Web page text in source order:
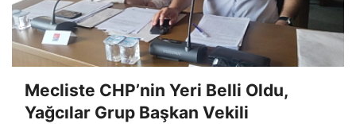
Mecliste CHP’nin Yeri Belli Oldu,
Yağcılar Grup Başkan Vekili